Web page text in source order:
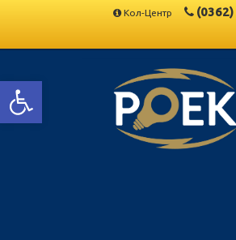
Відкрити Панель інструментів
Кол-Центр (0362)